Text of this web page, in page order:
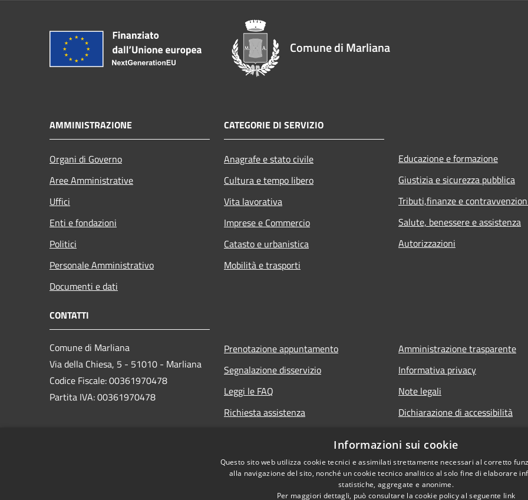
Comune di Marliana
AMMINISTRAZIONE
Organi di Governo
Aree Amministrative
Uffici
Enti e fondazioni
Politici
Personale Amministrativo
Documenti e dati
CATEGORIE DI SERVIZIO
Anagrafe e stato civile
Cultura e tempo libero
Vita lavorativa
Imprese e Commercio
Catasto e urbanistica
Mobilità e trasporti
Educazione e formazione
Giustizia e sicurezza pubblica
Tributi,finanze e
Salute, benessere e assistenza
Autorizzazioni
CONTATTI
Comune di Marliana
Via della Chiesa, 5 - 51010 - Marliana
Codice Fiscale: 00361970478
Partita IVA: 00361970478
Prenotazione appuntamento
Segnalazione disservizio
Leggi le FAQ
Richiesta assistenza
Amministrazione trasparente
Informativa privacy
Note legali
Dichiarazione di accessibilità
Informazioni sui cookie
Questo sito web utilizza cookie tecnici e assimilati strettamente necessari al corretto
alla navigazione del sito, nonché un cookie tecnico analitico al solo fine di elaborare
statistiche, aggregate e anonime.
Per maggiori dettagli, può consultare la cookie policy al seguente link